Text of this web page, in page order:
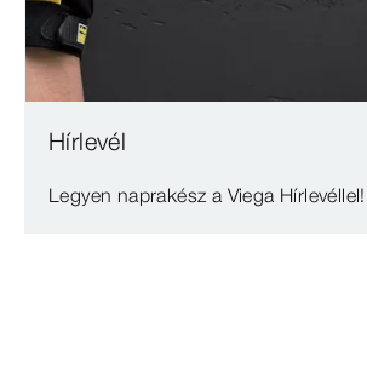
Hírlevél
Legyen naprakész a Viega Hírlevéllel!